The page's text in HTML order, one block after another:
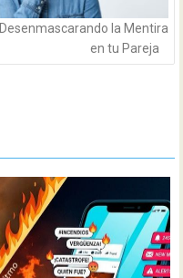
Desenmascarando la Mentira
en tu Pareja